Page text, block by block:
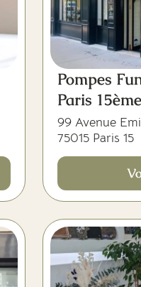
Pompes
Paris 15ème
99 Avenue
75015 Paris 15